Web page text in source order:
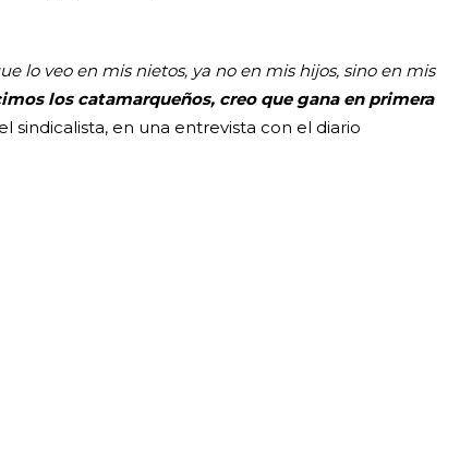
lo veo en mis nietos, ya no en mis hijos, sino en mis
los catamarqueños, creo que gana en primera
sindicalista, en una entrevista con el diario